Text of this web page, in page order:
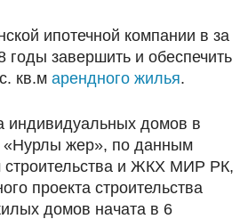
ипотечной компании в за
годы завершить и обеспечить
кв.м арендного жилья.
индивидуальных домов в
«Нурлы жер», по данным
строительства и ЖКХ МИР РК,
проекта строительства
домов начата в 6